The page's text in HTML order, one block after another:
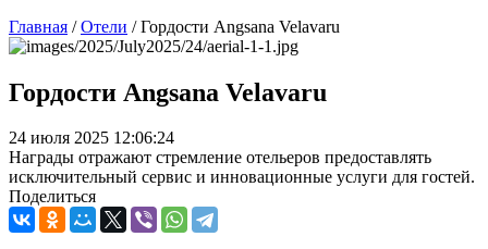
Главная /Отели /Гордости Angsana Velavaru
Гордости Angsana Velavaru
24 июля 2025 12:06:24
Награды отражают стремление отельеров предоставлять
исключительный сервис и инновационные услуги для гостей.
Поделиться